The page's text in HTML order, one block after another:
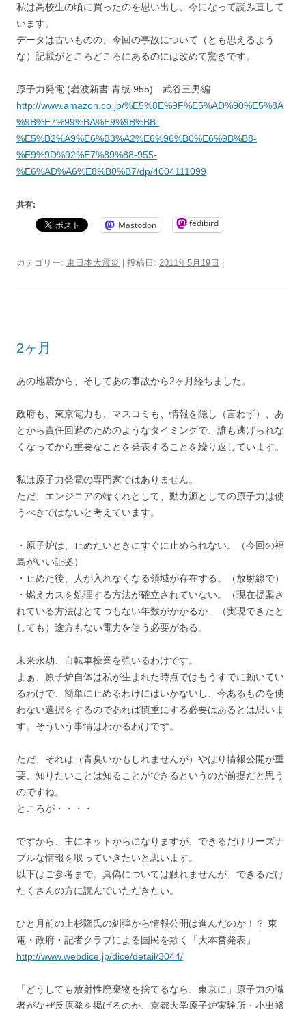
私は高校生の頃に買ったのを思い出し、今になって読み直して
います。
データは古いものの、今回の事故について（とも思えるよう
な）記載がところどころにあるのには改めて驚きです。
原子力発電 (岩波新書 青版 955) 武谷三男編
http://www.amazon.co.jp/%E5%8E%9F%E5%AD%90%E5%8A
%9B%E7%99%BA%E9%9B%BB-
%E5%B2%A9%E6%B3%A2%E6%96%B0%E6%9B%B8-
%E9%9D%92%E7%89%88-955-
%E6%AD%A6%E8%B0%B7/dp/4004111099
共有:
Mastodon fedibird
カテゴリー: 東日本大震災 | 投稿日: 2011年5月19日 |
2ヶ月
あの地震から、そしてあの事故から2ヶ月経ちました。
政府も、東京電力も、マスコミも、情報を隠し（言わず）、あ
とから責任回避のためのようなタイミングで、誰も逃げられな
くなってから重要なことを発表することを繰り返しています。
私は原子力発電の専門家ではありません。
ただ、エンジニアの端くれとして、動力源としての原子力は使
うべきではないと考えています。
・原子炉は、止めたいときにすぐに止められない。（今回の福
島がいい証拠）
・止めた後、人が入れなくなる領域が存在する。（放射線で）
・燃えカスを処理する方法が確立されていない。（現在提案さ
れている方法はとてつもない年数がかかるか、（実現できたと
しても）途方もない電力を使う必要がある。
未来永劫、自転車操業を強いるわけです。
まぁ、原子炉自体は私が生まれた時点ではもうすでに動いてい
るわけで、簡単に止めるわけにはいかないし、今あるものを使
わない選択をするのであれば慎重にする必要はあるとは思いま
す。そういう事情はわかるわけです。
ただ、それは（青臭いかもしれませんが）やはり情報公開が重
要、知りたいことは知ることができるというのが前提だと思う
のですね。
ところが・・・・
ですから、主にネットからになりますが、できるだけリーズナ
ブルな情報を取っていきたいと思います。
以下はご参考まで。真偽については触れませんが、できるだけ
たくさんの方に読んでいただきたい。
ひと月前の上杉隆氏の糾弾から情報公開は進んだのか！？ 東
電・政府・記者クラブによる国民を欺く「大本営発表」
http://www.webdice.jp/dice/detail/3044/
「どうしても放射性廃棄物を捨てるなら、東京に」原子力の識
者がなぜ反原発を掲げるのか、京都大学原子炉実験所・小出裕